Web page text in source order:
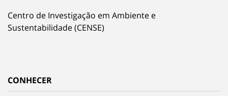
Centro de Investigação em Ambiente e
Sustentabilidade (CENSE)
CONHECER